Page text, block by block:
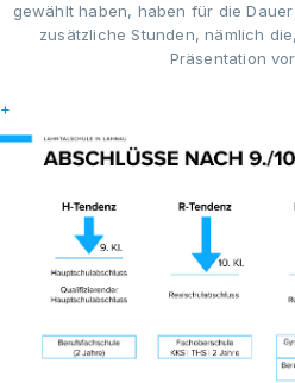
gewählt haben, haben für die
zusätzliche Stunden, nämlich
Präsentation
+